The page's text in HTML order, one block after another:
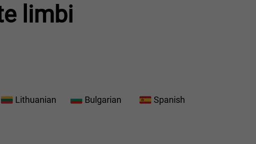
limbi
Lithuanian Bulgarian Spanish